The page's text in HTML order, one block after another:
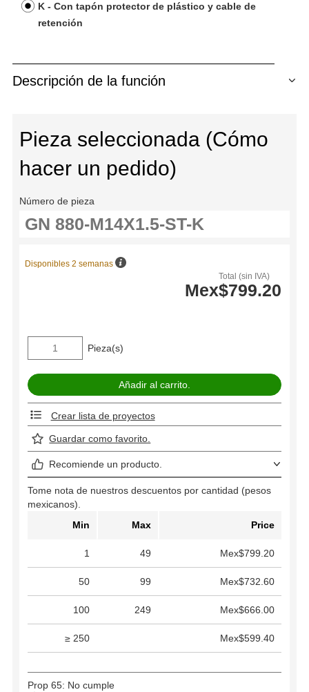
K - Con tapón protector de plástico y cable de
retención
Descripción de la función
Pieza seleccionada (Cómo
hacer un pedido)
Número de pieza
Total (sin IVA)
Mex$799.20
Disponibles 2 semanas
Pieza(s)
Crear lista de proyectos
Guardar como favorito.
Recomiende un producto.
Tome nota de nuestros descuentos por cantidad (pesos
mexicanos).
Min
Max Price
1 49 Mex$799.20
50 99 Mex$732.60
100 249 Mex$666.00
≥ 250 Mex$599.40
Prop 65: No cumple